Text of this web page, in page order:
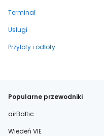
Terminal
Usługi
Przyloty i odloty
Popularne przewodniki
airBaltic
Wiedeń VIE